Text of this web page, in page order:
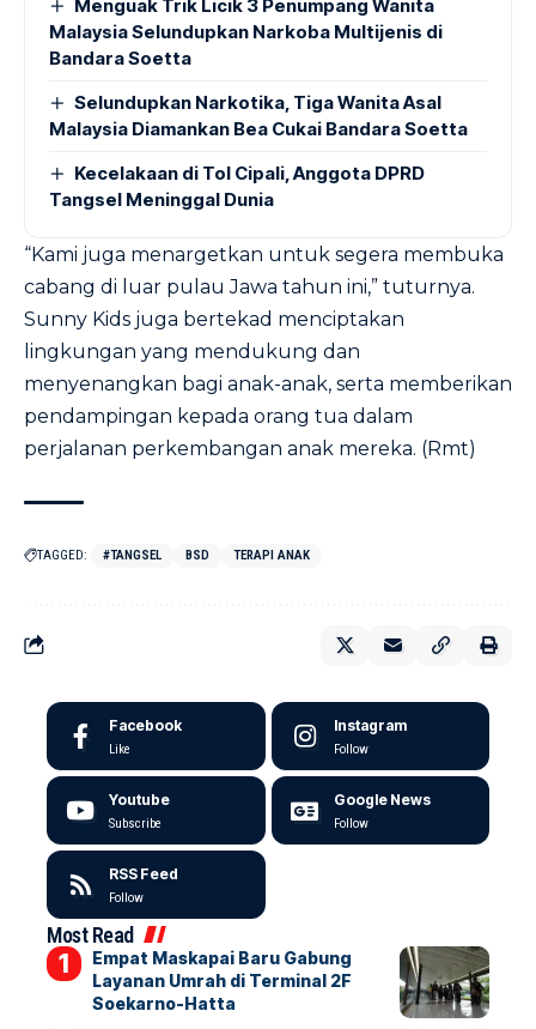
Menguak Trik Licik 3 Penumpang Wanita
Malaysia Selundupkan Narkoba Multijenis di
Bandara Soetta
Selundupkan Narkotika, Tiga Wanita Asal
Malaysia Diamankan Bea Cukai Bandara Soetta
Kecelakaan di Tol Cipali, Anggota DPRD
Tangsel Meninggal Dunia
“Kami juga menargetkan untuk segera membuka
cabang di luar pulau Jawa tahun ini,” tuturnya.
Sunny Kids juga bertekad menciptakan
lingkungan yang mendukung dan
menyenangkan bagi anak-anak, serta memberikan
pendampingan kepada orang tua dalam
perjalanan perkembangan anak mereka. (Rmt)
TAGGED: #TANGSEL BSD TERAPI ANAK
Facebook
Like
Instagram
Follow
Youtube
Subscribe
Google News
Follow
RSS Feed
Follow
Most Read
Empat Maskapai Baru Gabung
Layanan Umrah di Terminal 2F
Soekarno-Hatta